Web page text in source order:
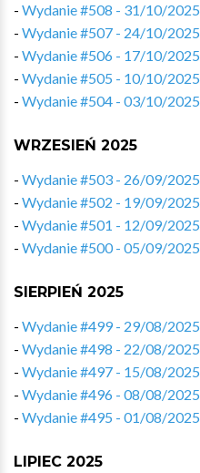
- Wydanie #508 - 31/10/2025
- Wydanie #507 - 24/10/2025
- Wydanie #506 - 17/10/2025
- Wydanie #505 - 10/10/2025
- Wydanie #504 - 03/10/2025
WRZESIEŃ 2025
- Wydanie #503 - 26/09/2025
- Wydanie #502 - 19/09/2025
- Wydanie #501 - 12/09/2025
- Wydanie #500 - 05/09/2025
SIERPIEŃ 2025
- Wydanie #499 - 29/08/2025
- Wydanie #498 - 22/08/2025
- Wydanie #497 - 15/08/2025
- Wydanie #496 - 08/08/2025
- Wydanie #495 - 01/08/2025
LIPIEC 2025